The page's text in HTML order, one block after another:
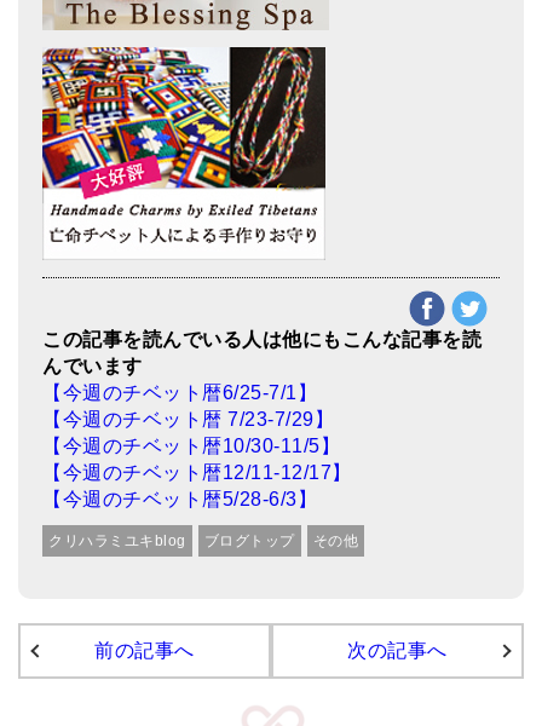
この記事を読んでいる人は他にもこんな記事を読
んでいます
【今週のチベット暦6/25-7/1】
【今週のチベット暦 7/23-7/29】
【今週のチベット暦10/30-11/5】
【今週のチベット暦12/11-12/17】
【今週のチベット暦5/28-6/3】
クリハラミユキblog ブログトップ その他
前の記事へ 次の記事へ